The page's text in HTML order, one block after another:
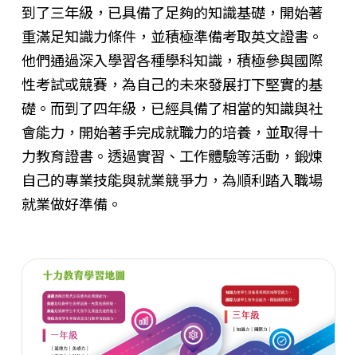
到了三年級，已具備了足夠的知識基礎，開始著
重滿足知識力條件，並積極準備考取英文證書。
他們通過深入學習各種學科知識，積極參與國際
性考試或競賽，為自己的未來發展打下堅實的基
礎。而到了四年級，已經具備了相當的知識與社
會能力，開始著手完成就職力的培養，並取得十
力教育證書。透過實習、工作體驗等活動，鍛煉
自己的專業技能與就業競爭力，為順利踏入職場
就業做好準備。